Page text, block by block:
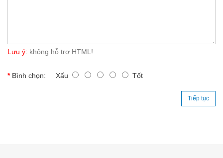
Lưu ý: không hỗ trợ HTML!
Bình chọn: Xấu Tốt
Tiếp tục